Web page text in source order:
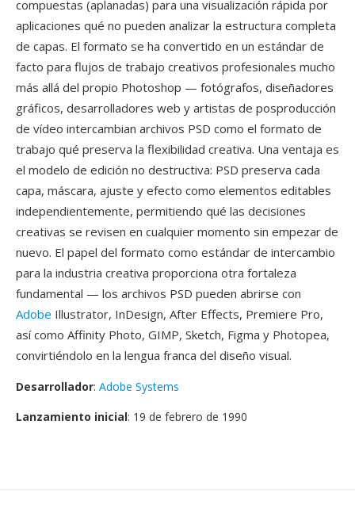
compuestas (aplanadas) para una visualización rápida por
aplicaciones qué no pueden analizar la estructura completa
de capas. El formato se ha convertido en un estándar de
facto para flujos de trabajo creativos profesionales mucho
más allá del propio Photoshop — fotógrafos, diseñadores
gráficos, desarrolladores web y artistas de posproducción
de vídeo intercambian archivos PSD como el formato de
trabajo qué preserva la flexibilidad creativa. Una ventaja es
el modelo de edición no destructiva: PSD preserva cada
capa, máscara, ajuste y efecto como elementos editables
independientemente, permitiendo qué las decisiones
creativas se revisen en cualquier momento sin empezar de
nuevo. El papel del formato como estándar de intercambio
para la industria creativa proporciona otra fortaleza
fundamental — los archivos PSD pueden abrirse con
Adobe Illustrator, InDesign, After Effects, Premiere Pro,
así como Affinity Photo, GIMP, Sketch, Figma y Photopea,
convirtiéndolo en la lengua franca del diseño visual.
Desarrollador: Adobe Systems
Lanzamiento inicial: 19 de febrero de 1990